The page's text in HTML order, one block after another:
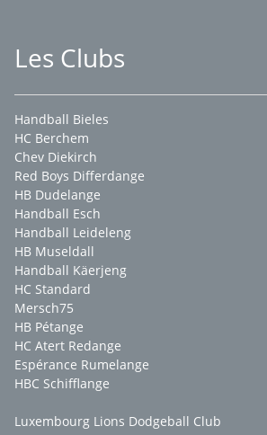
Les Clubs
Handball Bieles
HC Berchem
Chev Diekirch
Red Boys Differdange
HB Dudelange
Handball Esch
Handball Leideleng
HB Museldall
Handball Käerjeng
HC Standard
Mersch75
HB Pétange
HC Atert Redange
Espérance Rumelange
HBC Schifflange
Luxembourg Lions Dodgeball Club